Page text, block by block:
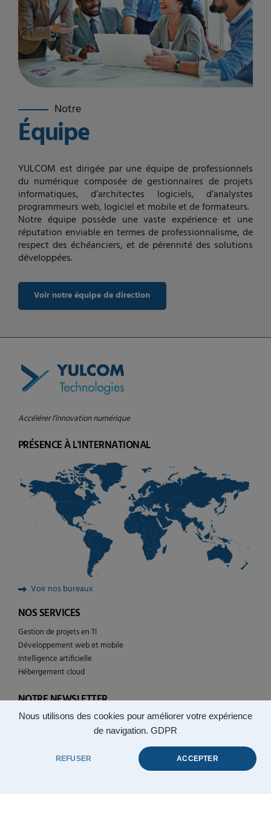
Nous utilisons des cookies pour améliorer votre expérience
de navigation. GDPR
REFUSER ACCEPTER
Notre
Équipe
YULCOM est dirigée par une équipe de professionnels
du numérique composée de gestionnaires de projets
informatiques, d’architectes logiciels, d’analystes
programmeurs web, logiciel et mobile et de formateurs.
Notre équipe possède une vaste expérience et une
réputation enviable en termes de professionnalisme, de
respect des échéanciers, et de pérennité des solutions
développées.
Voir notre équipe de direction
Accélérer l’innovation numérique
PRÉSENCE À L'INTERNATIONAL
Voir nos bureaux
NOS SERVICES
Gestion de projets en TI
Développement web et mobile
Intelligence artificielle
Hébergement cloud
NOTRE NEWSLETTER
Suivez l’actualité de YULCOM technologies